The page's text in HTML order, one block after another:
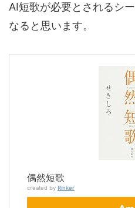
AI短歌が必要とされるシ
なると思います。
偶然短歌
created by Rinker